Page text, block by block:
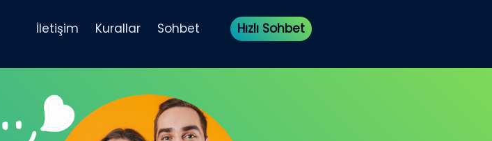
İletişim Kurallar Sohbet Hızlı Sohbet